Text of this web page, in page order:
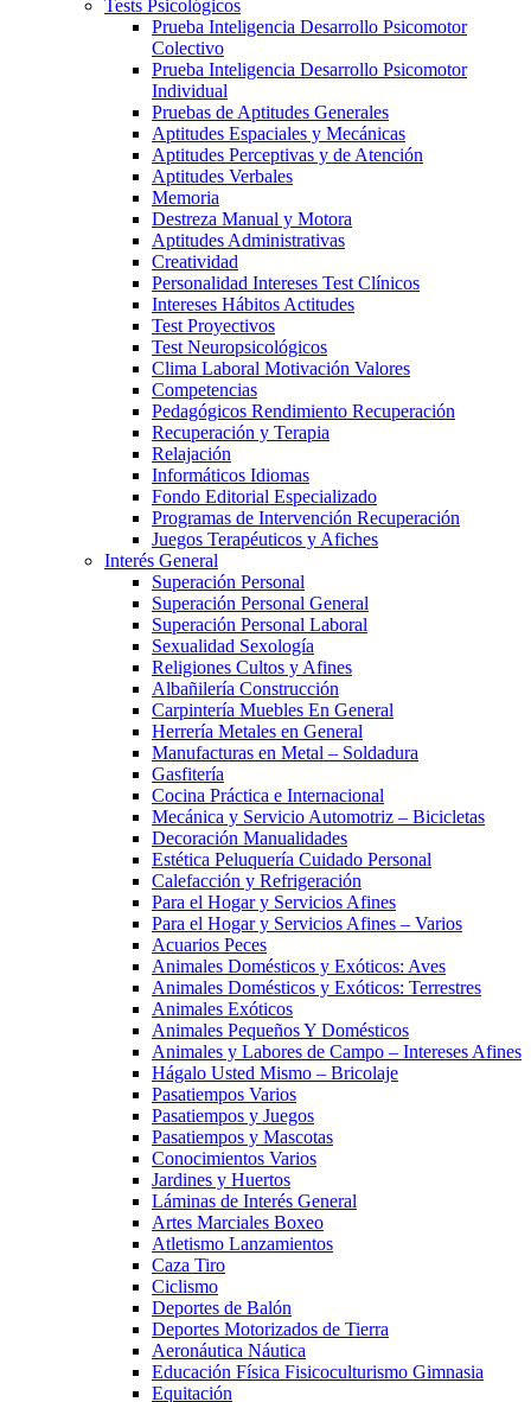
Tests Psicológicos
Prueba Inteligencia Desarrollo Psicomotor
Colectivo
Prueba Inteligencia Desarrollo Psicomotor
Individual
Pruebas de Aptitudes Generales
Aptitudes Espaciales y Mecánicas
Aptitudes Perceptivas y de Atención
Aptitudes Verbales
Memoria
Destreza Manual y Motora
Aptitudes Administrativas
Creatividad
Personalidad Intereses Test Clínicos
Intereses Hábitos Actitudes
Test Proyectivos
Test Neuropsicológicos
Clima Laboral Motivación Valores
Competencias
Pedagógicos Rendimiento Recuperación
Recuperación y Terapia
Relajación
Informáticos Idiomas
Fondo Editorial Especializado
Programas de Intervención Recuperación
Juegos Terapéuticos y Afiches
Interés General
Superación Personal
Superación Personal General
Superación Personal Laboral
Sexualidad Sexología
Religiones Cultos y Afines
Albañilería Construcción
Carpintería Muebles En General
Herrería Metales en General
Manufacturas en Metal – Soldadura
Gasfitería
Cocina Práctica e Internacional
Mecánica y Servicio Automotriz – Bicicletas
Decoración Manualidades
Estética Peluquería Cuidado Personal
Calefacción y Refrigeración
Para el Hogar y Servicios Afines
Para el Hogar y Servicios Afines – Varios
Acuarios Peces
Animales Domésticos y Exóticos: Aves
Animales Domésticos y Exóticos: Terrestres
Animales Exóticos
Animales Pequeños Y Domésticos
Animales y Labores de Campo – Intereses Afines
Hágalo Usted Mismo – Bricolaje
Pasatiempos Varios
Pasatiempos y Juegos
Pasatiempos y Mascotas
Conocimientos Varios
Jardines y Huertos
Láminas de Interés General
Artes Marciales Boxeo
Atletismo Lanzamientos
Caza Tiro
Ciclismo
Deportes de Balón
Deportes Motorizados de Tierra
Aeronáutica Náutica
Educación Física Fisicoculturismo Gimnasia
Equitación